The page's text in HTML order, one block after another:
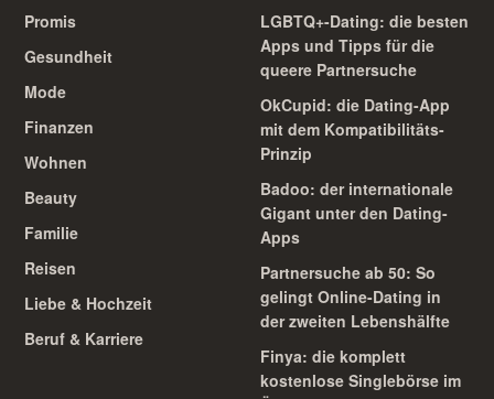
Promis
Gesundheit
Mode
Finanzen
Wohnen
Beauty
Familie
Reisen
Liebe & Hochzeit
Beruf & Karriere
LGBTQ+-Dating: die besten
Apps und Tipps für die
queere Partnersuche
OkCupid: die Dating-App
mit dem Kompatibilitäts-
Prinzip
Badoo: der internationale
Gigant unter den Dating-
Apps
Partnersuche ab 50: So
gelingt Online-Dating in
der zweiten Lebenshälfte
Finya: die komplett
kostenlose Singlebörse im